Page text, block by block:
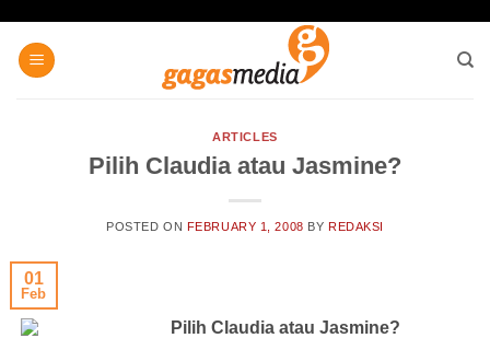
content
ARTICLES
Pilih Claudia atau Jasmine?
POSTED ON FEBRUARY 1, 2008 BY REDAKSI
01
Feb
Pilih Claudia atau Jasmine?